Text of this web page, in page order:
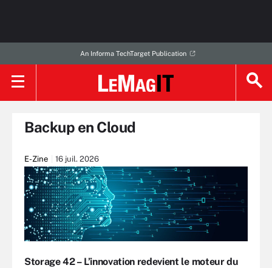
An Informa TechTarget Publication
Backup en Cloud
E-Zine 16 juil. 2026
Storage 42 – L’innovation redevient le moteur du